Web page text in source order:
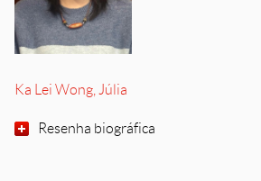
Ka Lei Wong, Júlia
Resenha biográfica